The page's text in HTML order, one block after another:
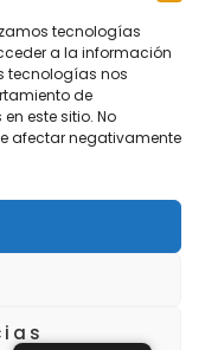
tecnologías
a la información
tecnologías nos
de
este sitio. No
afectar negativamente